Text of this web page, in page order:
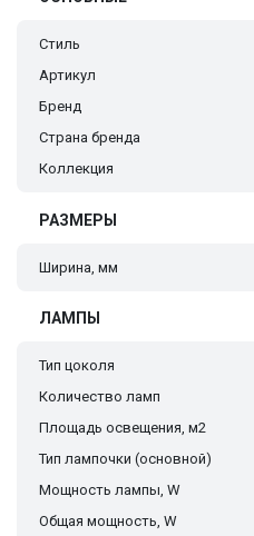
Стиль
Артикул
Бренд
Страна бренда
Коллекция
РАЗМЕРЫ
Ширина, мм
ЛАМПЫ
Тип цоколя
Количество ламп
Площадь освещения, м2
Тип лампочки (основной)
Мощность лампы, W
Общая мощность, W